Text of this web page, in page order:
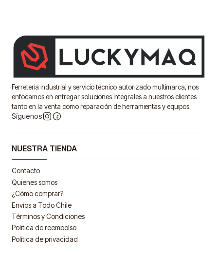
Ferreteria industrial y servicio técnico autorizado multimarca, nos
enfocamos en entregar soluciones integrales a nuestros clientes
tanto en la venta como reparación de herramientas y equipos.
Síguenos
NUESTRA TIENDA
Contacto
Quienes somos
¿Cómo comprar?
Envíos a Todo Chile
Términos y Condiciones
Politica de reembolso
Política de privacidad